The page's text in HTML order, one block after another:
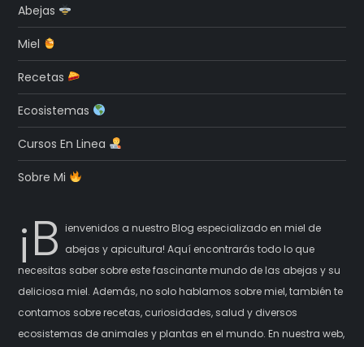
Abejas
Miel
Recetas
Ecosistemas
Cursos En Linea
Sobre Mi
¡B ienvenidos a nuestro Blog especializado en miel de
abejas y apicultura! Aquí encontrarás todo lo que
necesitas saber sobre este fascinante mundo de las abejas y su
deliciosa miel. Además, no solo hablamos sobre miel, también te
contamos sobre recetas, curiosidades, salud y diversos
ecosistemas de animales y plantas en el mundo. En nuestra web,